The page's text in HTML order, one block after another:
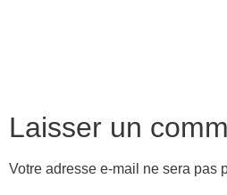
Laisser un
Votre adresse e-mail ne sera pas